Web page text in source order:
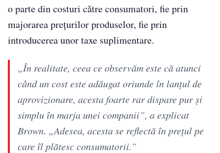
o parte din costuri către consumatori, fie prin
majorarea prețurilor produselor, fie prin
introducerea unor taxe suplimentare.
„În realitate, ceea ce observăm este că atunci
când un cost este adăugat oriunde în lanțul de
aprovizionare, acesta foarte rar dispare pur și
simplu în marja unei companii”, a explicat
Brown. „Adesea, acesta se reflectă în prețul pe
care îl plătesc consumatorii.”